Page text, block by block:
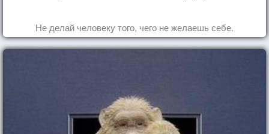
Не делай человеку того, чего не желаешь себе.